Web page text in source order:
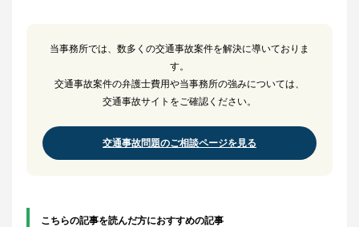
当事務所では、数多くの交通事故案件を解決に導いておりま
す。
交通事故案件の弁護士費用や当事務所の強みについては、
交通事故サイトをご確認ください。
交通事故問題のご相談ページを見る
こちらの記事を読んだ方におすすめの記事